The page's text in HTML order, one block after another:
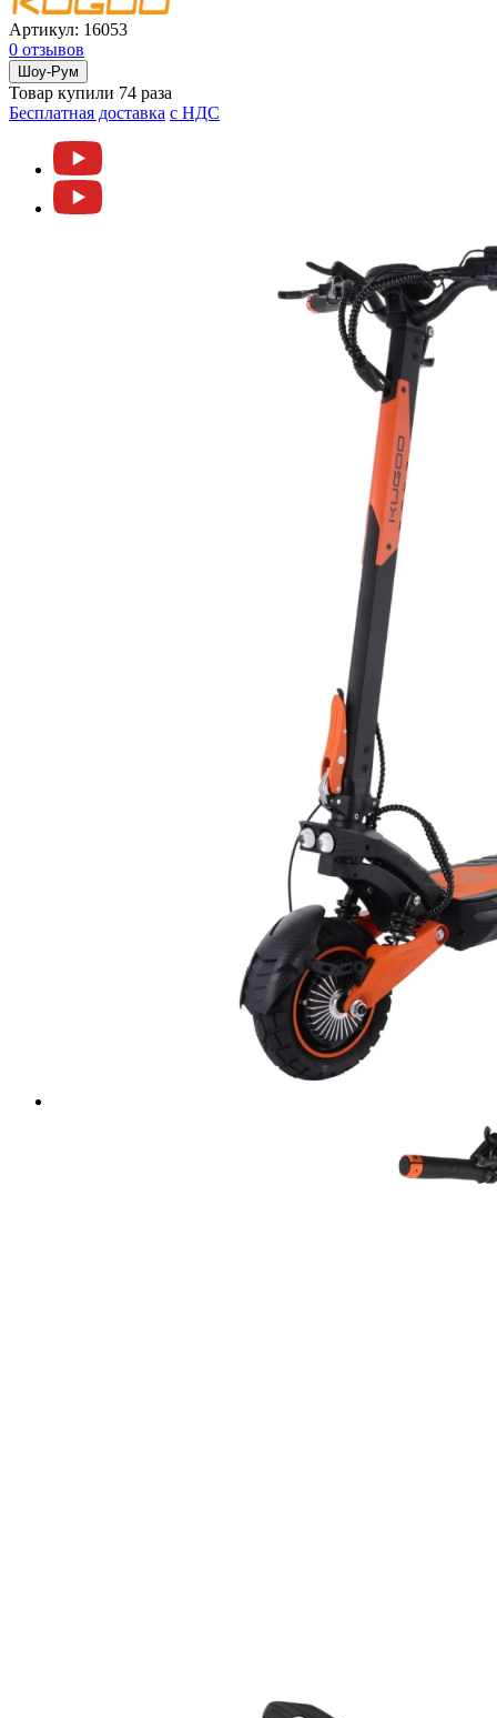
Артикул: 16053
0 отзывов
Шоу-Рум
Товар купили 74 раза
Бесплатная доставка c НДС